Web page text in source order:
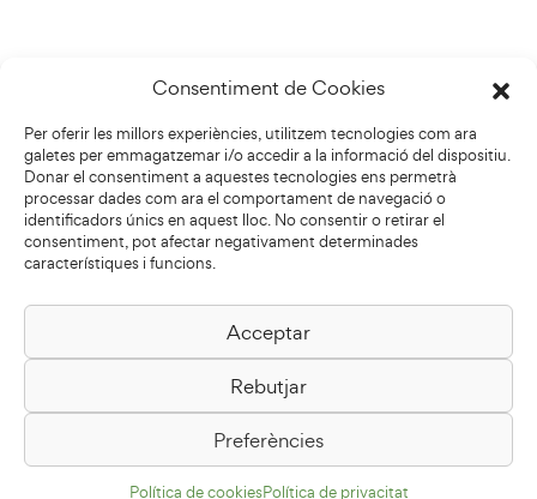
Consentiment de Cookies
Per oferir les millors experiències, utilitzem tecnologies com ara
galetes per emmagatzemar i/o accedir a la informació del dispositiu.
Donar el consentiment a aquestes tecnologies ens permetrà
processar dades com ara el comportament de navegació o
identificadors únics en aquest lloc. No consentir o retirar el
consentiment, pot afectar negativament determinades
característiques i funcions.
Acceptar
Rebutjar
Preferències
Política de cookiesPolítica de privacitat
Biblioteca Pilarin Bayés
Passeig de la Generalitat, 1
08500 Vic